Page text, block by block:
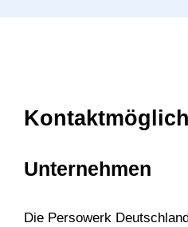
Unternehmen
Die Persowerk